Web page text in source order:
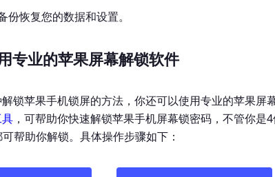
份恢复您的数据和设置。
专业的苹果屏幕解锁软件
锁苹果手机锁屏的方法，你还可以使用专业的苹果屏
，可帮助你快速解锁苹果手机屏幕锁密码，不管你
帮助你解锁。具体操作步骤如下：